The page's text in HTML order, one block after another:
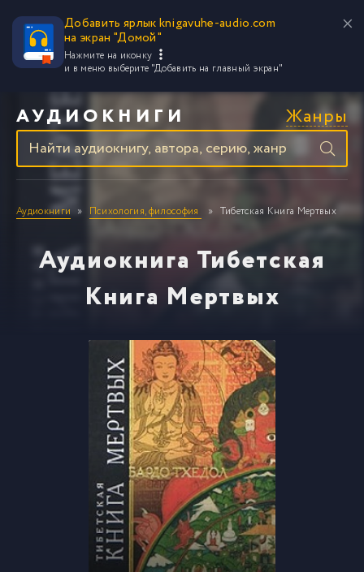
Добавить ярлык knigavuhe-audio.com
на экран "Домой"
Нажмите на иконку
и в меню выберите "Добавить на главный экран"
АУДИОКНИГИ Жанры
Аудиокниги Психология, философия Тибетская Книга Мертвых
Аудиокнига Тибетская
Книга Мертвых